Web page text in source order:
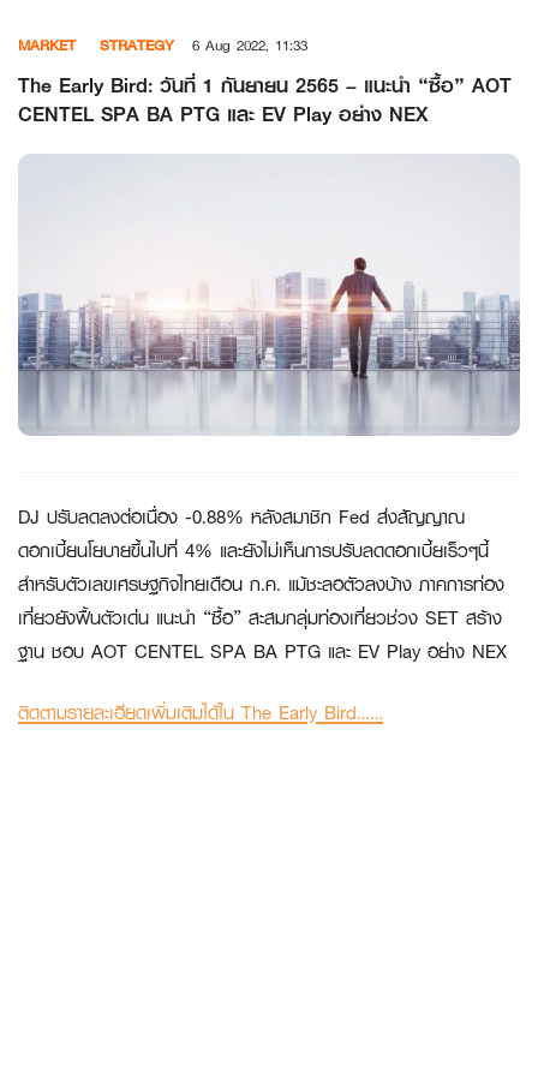
content
MARKET STRATEGY 6 Aug 2022, 11:33
The Early Bird: วันที่ 1 กันยายน 2565 – แนะนำ “ซื้อ” AOT
CENTEL SPA BA PTG และ EV Play อย่าง NEX
DJ ปรับลดลงต่อเนื่อง -0.88% หลังสมาชิก Fed ส่งสัญญาณ
ดอกเบี้ยนโยบายขึ้นไปที่ 4% และยังไม่เห็นการปรับลดดอกเบี้ยเร็วๆนี้
สำหรับตัวเลขเศรษฐกิจไทยเดือน ก.ค. แม้ชะลอตัวลงบ้าง ภาคการท่อง
เที่ยวยังฟื้นตัวเด่น แนะนำ “ซื้อ” สะสมกลุ่มท่องเที่ยวช่วง SET สร้าง
ฐาน ชอบ AOT CENTEL SPA BA PTG และ EV Play อย่าง NEX
ติดตามรายละเอียดเพิ่มเติมได้ใน The Early Bird……